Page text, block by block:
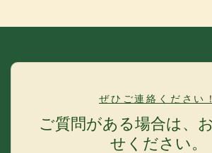
で、髪にツヤと柔らかさを与えます。
ぜひご連絡ください！
ご質問がある場合は、
せください。